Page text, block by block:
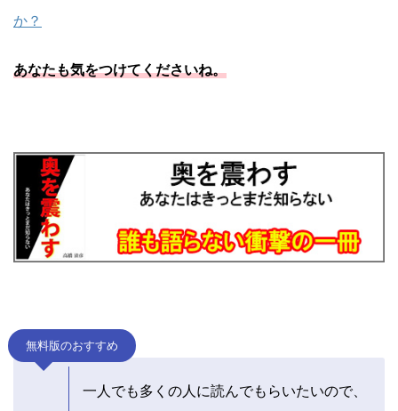
か？
あなたも気をつけてくださいね。
無料版のおすすめ
一人でも多くの人に読んでもらいたいので、